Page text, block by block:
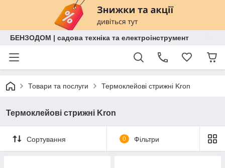
БЕНЗОДОМ | садова техніка та електроінструмент
Товари та послуги Термоклейові стрижні Kron
Термоклейові стрижні Kron
Сортування 0 Фільтри